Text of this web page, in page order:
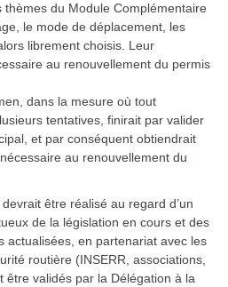
du Module Complémentaire
le mode de déplacement, les
librement choisis. Leur
au renouvellement du permis
dans la mesure où tout
tentatives, finirait par valider
et par conséquent obtiendrait
au renouvellement du
être réalisé au regard d’un
de la législation en cours et des
actualisées, en partenariat avec les
routière (INSERR, associations,
être validés par la Délégation à la